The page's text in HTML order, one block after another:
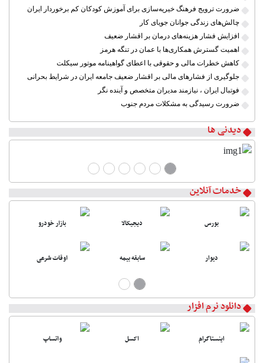
ضرورت ترویج فرهنگ خیریه‌سازی برای آموزش کودکان کم برخوردار ایران
چالش‌های زندگی جوانان جویای کار
افزایش فشار هزینه‌های درمان بر اقشار ضعیف
اهمیت گسترش همکاری‌ها با عمان در تنگه هرمز
کاهش خطرات مالی و حقوقی با اعطای گواهینامه موتور سیکلت
جلوگیری از فشارهای مالی بر اقشار ضعیف جامعه ایران در شرایط بحرانی
فوتبال ایران ، نیازمند مدیران متخصص و آینده نگر
ضرورت رسیدگی به مشکلات مردم جنوب
دیدنی ها
خدمات آنلاین
بورس دیجیکالا بازار خودرو
دیوار سابقه بیمه اوقات شرعی
دانلود نرم افزار
اینستاگرام اکسل واتساپ